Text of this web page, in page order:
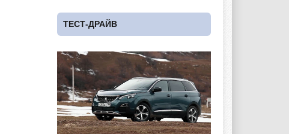
Mercury Mini Mitsubishi
Nissan Opel Pagani
ТЕСТ-ДРАЙВ